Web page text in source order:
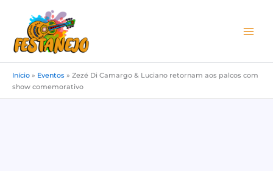
conteúdo
Início » Eventos » Zezé Di Camargo & Luciano retornam aos palcos com
show comemorativo